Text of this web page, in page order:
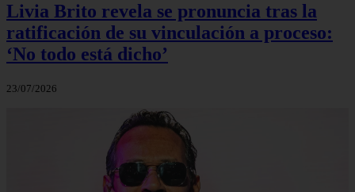
Livia Brito revela se pronuncia tras la
ratificación de su vinculación a proceso:
‘No todo está dicho’
23/07/2026